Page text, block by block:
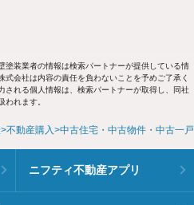
塗装業者の情報は検索パートナーが提供している情
式会社は内容の責任を負わないことを予めご了承く
される個人情報は、検索パートナーが取得し、同社
れます。
不動産購入 中古住宅・中古物件・中古一
ニフティ不動産アプリ